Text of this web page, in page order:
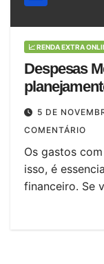
📈 RENDA EXTRA
Despesas
5 DE
COMENTÁRIO
Os gastos
isso, é
financeiro. Se